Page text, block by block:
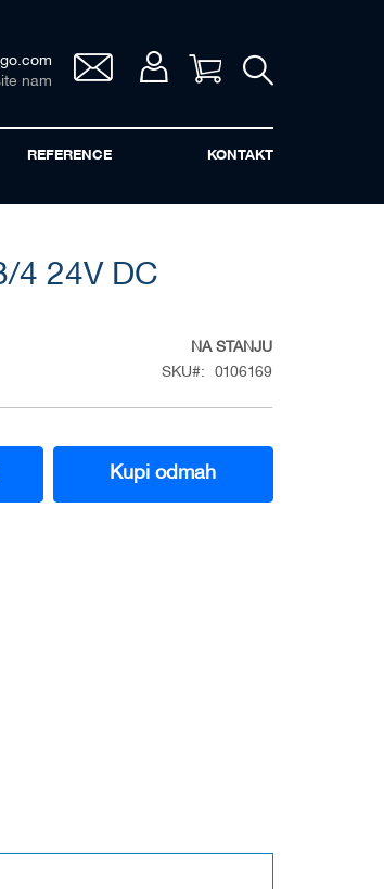
Vaša korpa
nam
REFERENCE KONTAKT
4 24V DC
NA STANJU
SKU
0106169
Kupi odmah